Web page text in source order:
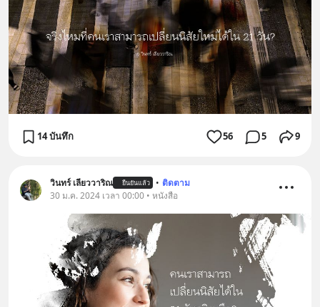
14 บันทึก 56 5 9
วินทร์ เลียววาริณ ยืนยันแล้ว • ติดตาม
30 ม.ค. 2024 เวลา 00:00 • หนังสือ